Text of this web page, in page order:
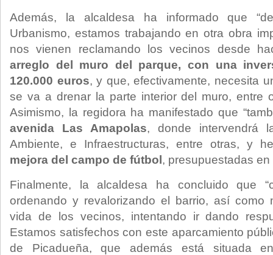
Además, la alcaldesa ha informado que
Urbanismo, estamos trabajando en otra obra
nos vienen reclamando los vecinos desde
arreglo del muro del parque, con una
120.000 euros, y que, efectivamente, necesita
se va a drenar la parte interior del muro, entre
Asimismo, la regidora ha manifestado que
avenida Las Amapolas, donde intervendrá
Ambiente, e Infraestructuras, entre otras, y
mejora del campo de fútbol , presupuestadas
Finalmente, la alcaldesa ha concluido que
ordenando y revalorizando el barrio, así como
vida de los vecinos, intentando ir dando
Estamos satisfechos con este aparcamiento
de Picadueña, que además está situada